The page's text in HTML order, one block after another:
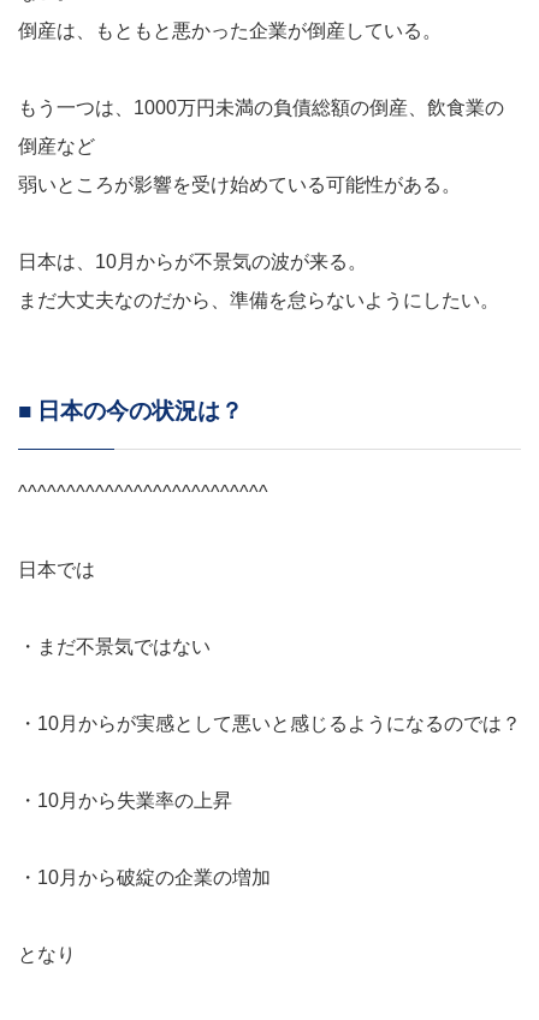
倒産は、もともと悪かった企業が倒産している。
もう一つは、1000万円未満の負債総額の倒産、飲食業の
倒産など
弱いところが影響を受け始めている可能性がある。
日本は、10月からが不景気の波が来る。
まだ大丈夫なのだから、準備を怠らないようにしたい。
■ 日本の今の状況は？
^^^^^^^^^^^^^^^^^^^^^^^^^^
日本では
・まだ不景気ではない
・10月からが実感として悪いと感じるようになるのでは？
・10月から失業率の上昇
・10月から破綻の企業の増加
となり